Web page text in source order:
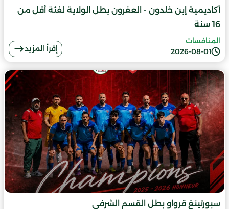
أكاديمية إبن خلدون - العفرون بطل الولاية لفئة أقل من
16 سنة
2026-08-01
المنافسات
إقرأ المزيد
سبورتينغ قرواو بطل القسم الشرفي